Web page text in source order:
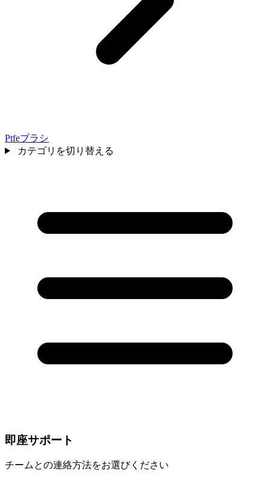
Ptfeブラシ
カテゴリを切り替える
即座サポート
チームとの連絡方法をお選びください